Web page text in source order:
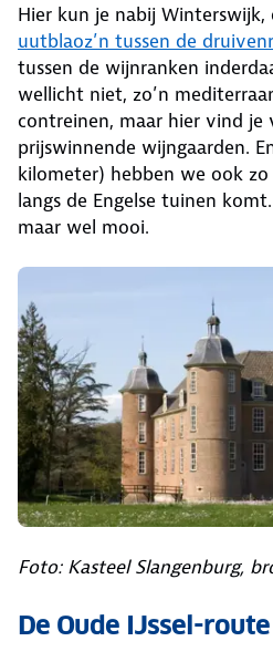
Hier kun je nabij Winterswijk,
uutblaoz’n tussen de
tussen de wijnranken
wellicht niet, zo’n
contreinen, maar hier vind je
prijswinnende wijngaarden.
kilometer) hebben we ook
langs de Engelse tuinen
maar wel mooi.
Foto: Kasteel Slangenburg,
De Oude IJssel-